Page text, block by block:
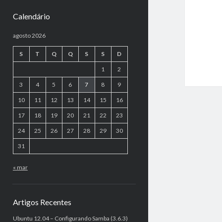
Calendário
agosto 2026
S T Q Q S S D
1 2
3 4 5 6 7 8 9
10 11 12 13 14 15 16
17 18 19 20 21 22 23
24 25 26 27 28 29 30
31
« mar
Artigos Recentes
Ubuntu 12.04 – Configurando Samba (3.6.3)